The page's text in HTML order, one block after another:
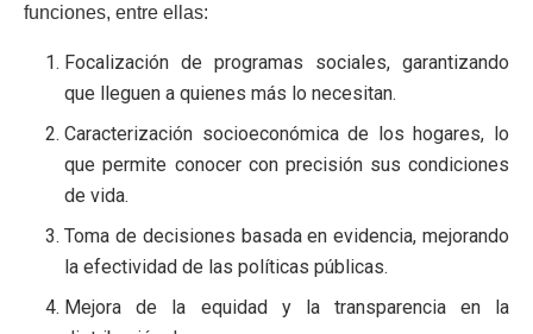
funciones, entre ellas:
Focalización de programas sociales, garantizando
que lleguen a quienes más lo necesitan.
Caracterización socioeconómica de los hogares, lo
que permite conocer con precisión sus condiciones
de vida.
Toma de decisiones basada en evidencia, mejorando
la efectividad de las políticas públicas.
Mejora de la equidad y la transparencia en la